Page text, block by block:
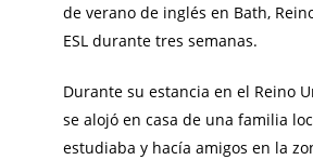
de verano de inglés en Bath,
ESL durante tres semanas.
Durante su estancia en el Reino
se alojó en casa de una familia
estudiaba y hacía amigos en la